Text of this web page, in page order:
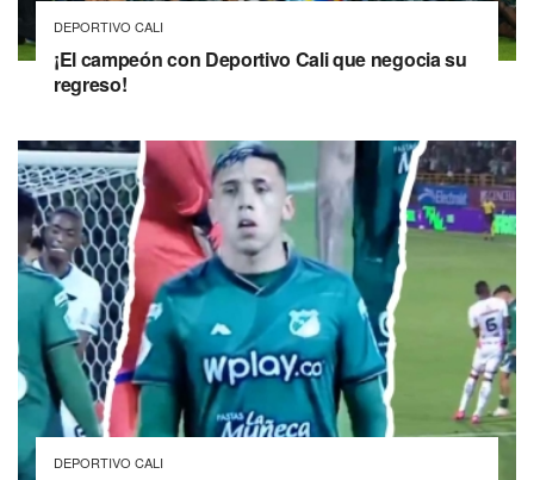
DEPORTIVO CALI
¡El campeón con Deportivo Cali que negocia su
regreso!
DEPORTIVO CALI